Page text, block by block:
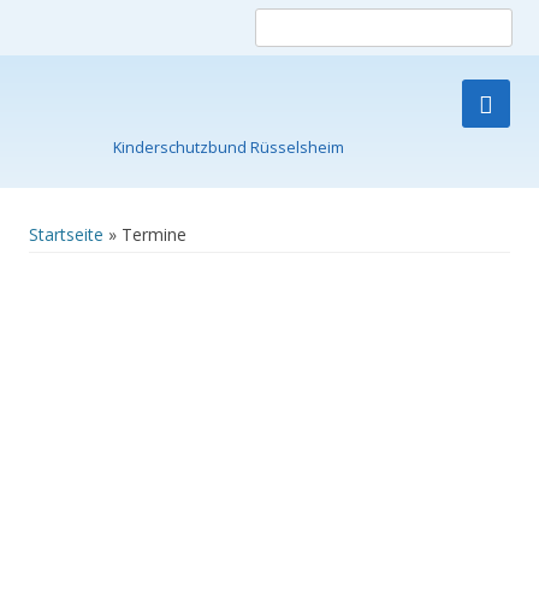
Kinderschutzbund Rüsselsheim
Skip
Startseite » Termine